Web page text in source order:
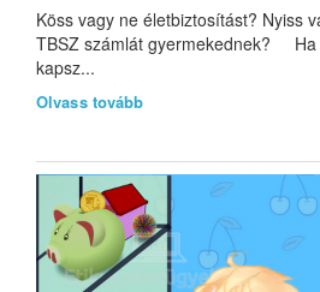
Köss vagy ne életbiztosítást? Nyiss
TBSZ számlát gyermekednek? Ha
kapsz...
Olvass tovább